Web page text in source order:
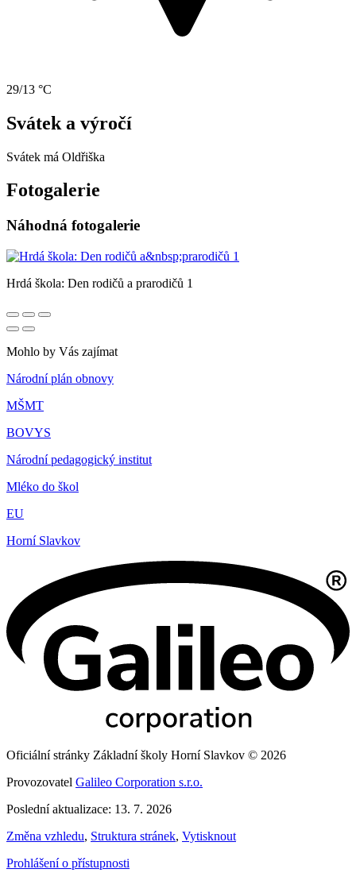
29/13 °C
Svátek a výročí
Svátek má Oldřiška
Fotogalerie
Náhodná fotogalerie
Hrdá škola: Den rodičů a prarodičů 1
Mohlo by Vás zajímat
Národní plán obnovy
MŠMT
BOVYS
Národní pedagogický institut
Mléko do škol
EU
Horní Slavkov
Oficiální stránky Základní školy Horní Slavkov © 2026
Provozovatel Galileo Corporation s.r.o.
Poslední aktualizace: 13. 7. 2026
Změna vzhledu, Struktura stránek, Vytisknout
Prohlášení o přístupnosti